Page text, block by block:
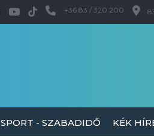
+36 83 / 320 200
SPORT - SZABADIDŐ KÉK